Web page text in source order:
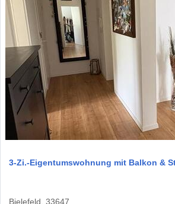
3-Zi.-Eigentumswohnung mit Balkon &
Bielefeld, 33647